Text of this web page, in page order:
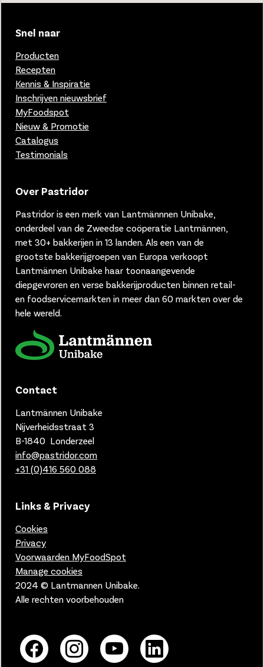
Snel naar
Producten
Recepten
Kennis & Inspiratie
Inschrijven nieuwsbrief
MyFoodspot
Nieuw & Promotie
Catalogus
Testimonials
Over Pastridor
Pastridor is een merk van Lantmännnen Unibake,
onderdeel van de Zweedse coöperatie Lantmännen,
met 30+ bakkerijen in 13 landen. Als een van de
grootste bakkerijgroepen van Europa verkoopt
Lantmännen Unibake haar toonaangevende
diepgevroren en verse bakkerijproducten binnen retail-
en foodservicemarkten in meer dan 60 markten over de
hele wereld.
Contact
Lantmännen Unibake
Nijverheidsstraat 3
B-1840 Londerzeel
info@pastridor.com
+31 (0)416 560 088
Links & Privacy
Cookies
Privacy
Voorwaarden MyFoodSpot
Manage cookies
2024 © Lantmannen Unibake.
Alle rechten voorbehouden